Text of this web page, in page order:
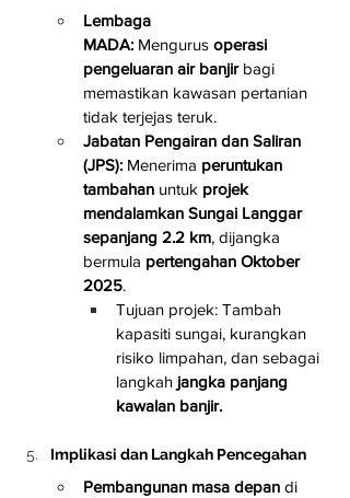
Lembaga
MADA: Mengurus operasi
pengeluaran air banjir bagi
memastikan kawasan pertanian
tidak terjejas teruk.
Jabatan Pengairan dan Saliran
(JPS): Menerima peruntukan
tambahan untuk projek
mendalamkan Sungai Langgar
sepanjang 2.2 km, dijangka
bermula pertengahan Oktober
2025.
Tujuan projek: Tambah
kapasiti sungai, kurangkan
risiko limpahan, dan sebagai
langkah jangka panjang
kawalan banjir.
Implikasi dan Langkah Pencegahan
Pembangunan masa depan di